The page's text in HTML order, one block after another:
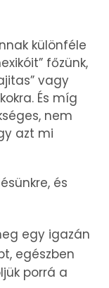
különféle
főzünk,
vagy
És míg
nem
azt mi
és
egy igazán
egészben
porrá a